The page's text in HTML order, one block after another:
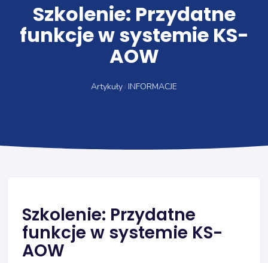
Szkolenie: Przydatne
funkcje w systemie KS-
AOW
Artykuły INFORMACJE
Szkolenie: Przydatne
funkcje w systemie KS-
AOW